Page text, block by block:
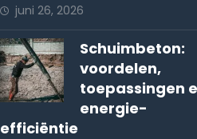
juni 26, 2026
Schuimbeton:
voordelen,
toepassingen
energie-
efficiëntie